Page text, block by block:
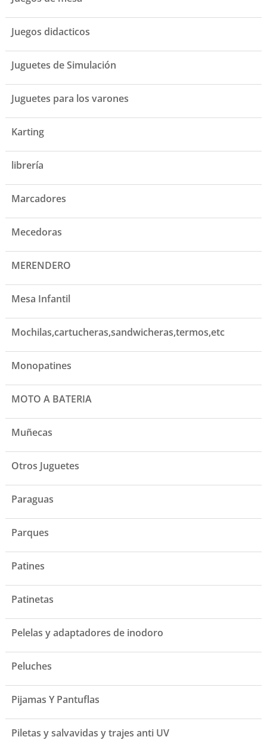
Juegos didacticos
Juguetes de Simulación
Juguetes para los varones
Karting
librería
Marcadores
Mecedoras
MERENDERO
Mesa Infantil
Mochilas,cartucheras,sandwicheras,termos,etc
Monopatines
MOTO A BATERIA
Muñecas
Otros Juguetes
Paraguas
Parques
Patines
Patinetas
Pelelas y adaptadores de inodoro
Peluches
Pijamas Y Pantuflas
Piletas y salvavidas y trajes anti UV